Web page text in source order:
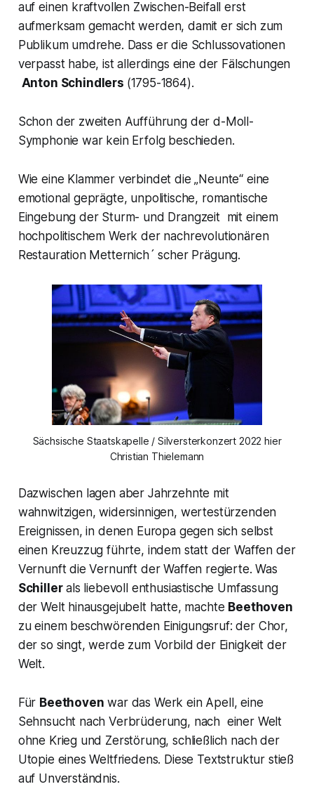
auf einen kraftvollen Zwischen-Beifall erst
aufmerksam gemacht werden, damit er sich zum
Publikum umdrehe. Dass er die Schlussovationen
verpasst habe, ist allerdings eine der Fälschungen
Anton Schindlers (1795-1864).
Schon der zweiten Aufführung der d-Moll-
Symphonie war kein Erfolg beschieden.
Wie eine Klammer verbindet die„Neunte“ eine
emotional geprägte, unpolitische, romantische
Eingebung der Sturm- und Drangzeit mit einem
hochpolitischem Werk der nachrevolutionären
Restauration Metternich´ scher Prägung.
Sächsische Staatskapelle / Silversterkonzert 2022 hier
Christian Thielemann
Dazwischen lagen aber Jahrzehnte mit
wahnwitzigen, widersinnigen, wertestürzenden
Ereignissen, in denen Europa gegen sich selbst
einen Kreuzzug führte, indem statt der Waffen der
Vernunft die Vernunft der Waffen regierte. Was
Schillerals liebevoll enthusiastische Umfassung
der Welt hinausgejubelt hatte, machte Beethoven
zu einem beschwörenden Einigungsruf: der Chor,
der so singt, werde zum Vorbild der Einigkeit der
Welt.
Für Beethoven war das Werk ein Apell, eine
Sehnsucht nach Verbrüderung, nach einer Welt
ohne Krieg und Zerstörung, schließlich nach der
Utopie eines Weltfriedens. Diese Textstruktur stieß
auf Unverständnis.